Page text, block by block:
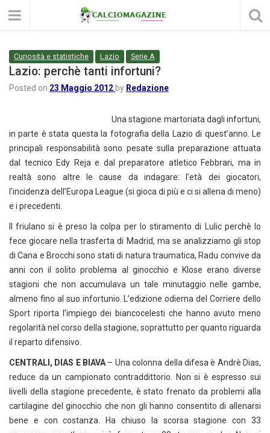
Curiosità e statistiche Lazio Serie A
Lazio: perchè tanti infortuni?
Posted on 23 Maggio 2012 by Redazione
Una stagione martoriata dagli infortuni,
in parte è stata questa la fotografia della Lazio di quest’anno. Le
principali responsabilità sono pesate sulla preparazione attuata
dal tecnico Edy Reja e dal preparatore atletico Febbrari, ma in
realtà sono altre le cause da indagare: l’età dei giocatori,
l’incidenza dell’Europa League (si gioca di più e ci si allena di meno)
e i precedenti.
Il friulano si è preso la colpa per lo stiramento di Lulic perchè lo
fece giocare nella trasferta di Madrid, ma se analizziamo gli stop
di Cana e Brocchi sono stati di natura traumatica, Radu convive da
anni con il solito problema al ginocchio e Klose erano diverse
stagioni che non accumulava un tale minutaggio nelle gambe,
almeno fino al suo infortunio. L’edizione odierna del Corriere dello
Sport riporta l’impiego dei biancocelesti che hanno avuto meno
regolarità nel corso della stagione, soprattutto per quanto riguarda
il reparto difensivo.
CENTRALI, DIAS E BIAVA – Una colonna della difesa è Andrè Dias,
reduce da un campionato contraddittorio. Non si è espresso sui
livelli della stagione precedente, è stato frenato da problemi alla
cartilagine del ginocchio che non gli hanno consentito di allenarsi
bene e con costanza. Ha chiuso la scorsa stagione con 33